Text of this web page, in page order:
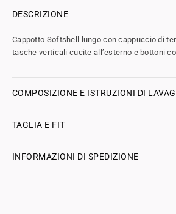
DESCRIZIONE
Cappotto Softshell lungo con cappuccio di
tasche verticali cucite all’esterno e bottoni
COMPOSIZIONE E ISTRUZIONI DI
TAGLIA E FIT
INFORMAZIONI DI SPEDIZIONE